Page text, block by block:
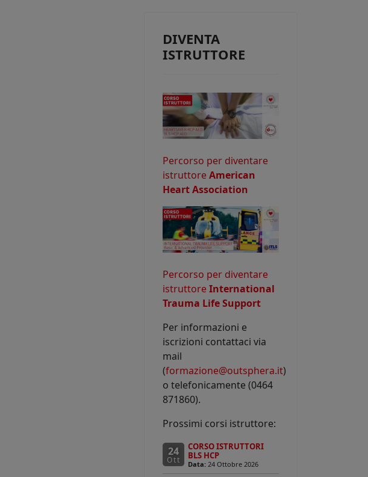
DIVENTA
ISTRUTTORE
Percorso per diventare
istruttoreAmerican
Heart Association
Percorso per diventare
istruttoreInternational
Trauma Life Support
Per informazioni e
iscrizioni contattaci via
mail
(formazione@outsphera.it)
o telefonicamente (0464
871860).
Prossimi corsi istruttore:
24
Ott
CORSO ISTRUTTORI
BLS HCP
Data: 24 Ottobre 2026